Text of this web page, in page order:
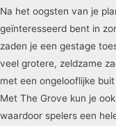
Na het oogsten van je
geïnteresseerd bent in
zaden je een gestage
veel grotere, zeldzame
met een ongelooflijke
Met The Grove kun je
waardoor spelers een